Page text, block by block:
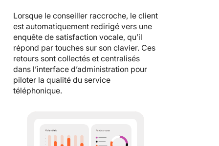
Lorsque le conseiller raccroche, le client
est automatiquement redirigé vers une
enquête de satisfaction vocale, qu’il
répond par touches sur son clavier. Ces
retours sont collectés et centralisés
dans l’interface d’administration pour
piloter la qualité du service
téléphonique.